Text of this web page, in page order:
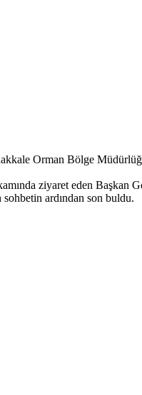
Orman Bölge
ziyaret eden Başkan
ardından son buldu.